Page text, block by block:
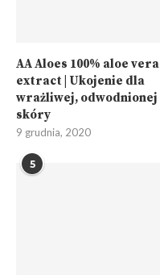
AA Aloes 100% aloe vera
extract | Ukojenie dla
wrażliwej, odwodnionej
skóry
9 grudnia, 2020
5